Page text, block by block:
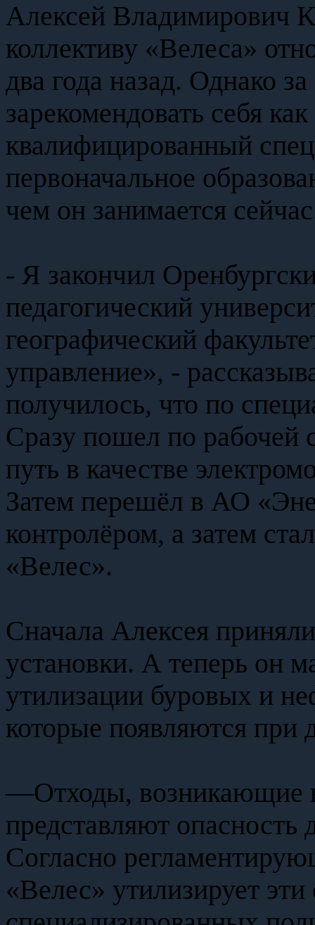
Алексей Владимирович
коллективу «Велеса»
два года назад. Однако
зарекомендовать себя
квалифицированный
первоначальное
чем он занимается
- Я закончил
педагогический
географический
управление», -
получилось, что по
Сразу пошел по рабочей
путь в качестве
Затем перешёл в АО
контролёром, а затем
«Велес».
Сначала Алексея
установки. А теперь он
утилизации буровых и
которые появляются при
—Отходы, возникающие
представляют
Согласно
«Велес» утилизирует